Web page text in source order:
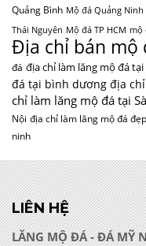
Quảng Bình Mộ đá Quảng Ninh
Thái Nguyên Mộ đá TP HCM mộ
Địa chỉ bán mộ
đá địa chỉ làm lăng mộ đá tại
đá tại bình dương địa
chỉ làm lăng mộ đá tại
Nội địa chỉ làm lăng mộ đá
ninh
LIÊN HỆ
LĂNG MỘ ĐÁ - ĐÁ MỸ